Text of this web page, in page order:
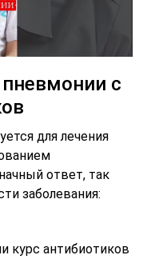
с
для лечения
ответ, так
заболевания:
курс антибиотиков